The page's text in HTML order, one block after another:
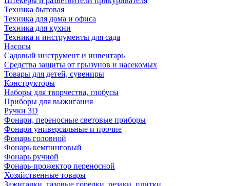
Техника бытовая
Техника для дома и офиса
Техника для кухни
Техника и инструменты для сада
Насосы
Садовый инструмент и инвентарь
Средства защиты от грызунов и насекомых
Товары для детей, сувениры
Конструкторы
Наборы для творчества, глобусы
Приборы для выжигания
Ручки 3D
Фонари, переносные световые приборы
Фонари универсальные и прочие
Фонарь головной
Фонарь кемпинговый
Фонарь ручной
Фонарь-прожектор переносной
Хозяйственные товары
Зажигалки, газовые горелки, резаки, плитки